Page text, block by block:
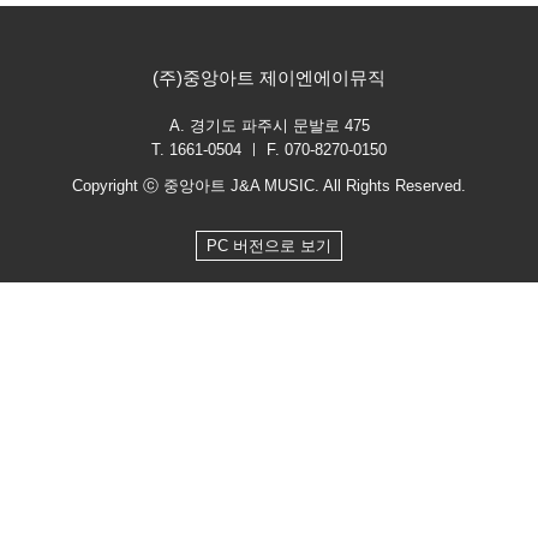
(주)중앙아트 제이엔에이뮤직
A. 경기도 파주시 문발로 475
T. 1661-0504 ㅣ F. 070-8270-0150
Copyright ⓒ 중앙아트 J&A MUSIC. All Rights Reserved.
PC 버전으로 보기